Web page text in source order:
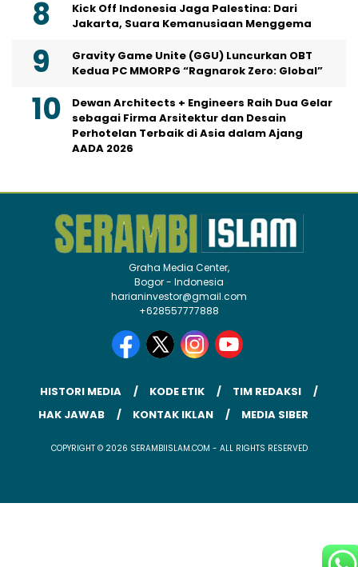
Kick Off Indonesia Jaga Palestina: Dari
Jakarta, Suara Kemanusiaan Menggema
Gravity Game Unite (GGU) Luncurkan OBT
Kedua PC MMORPG “Ragnarok Zero: Global”
Dewan Architects + Engineers Raih Dua Gelar
sebagai Firma Arsitektur dan Desain
Perhotelan Terbaik di Asia dalam Ajang
AADA 2026
Graha Media Center,
Bogor - Indonesia
harianinvestor@gmail.com
+628557777888
HISTORI MEDIA KODE ETIK
TIM REDAKSI
HAK JAWAB
KONTAK IKLAN MEDIA SIBER
COPYRIGHT © 2026 SERAMBIISLAM.COM - ALL RIGHTS RESERVED